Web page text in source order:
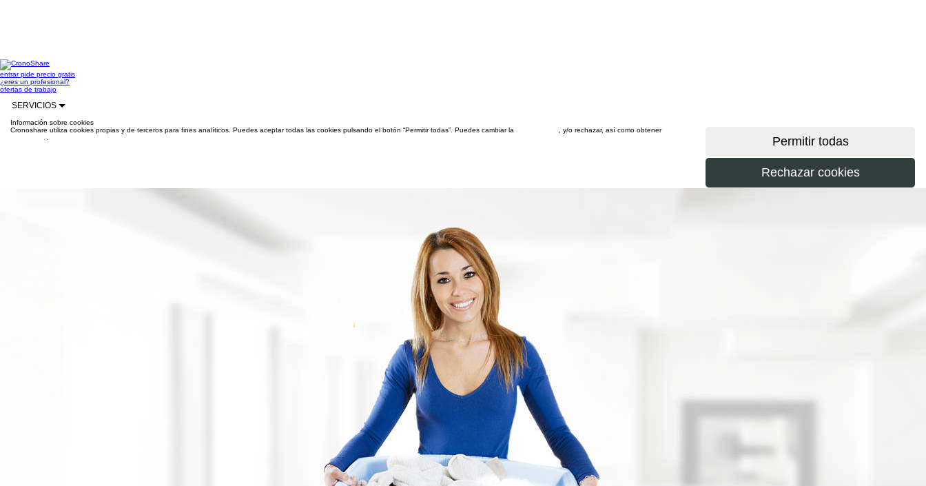
entrarpide precio gratis
¿eres un profesional?
ofertas de trabajo
SERVICIOS
Información sobre cookies
Cronoshare utiliza cookies propias y de terceros para fines analíticos. Puedes aceptar todas las cookies pulsando el botón “Permitir todas”. Puedes cambiar la
, y/o rechazar, así como obtener